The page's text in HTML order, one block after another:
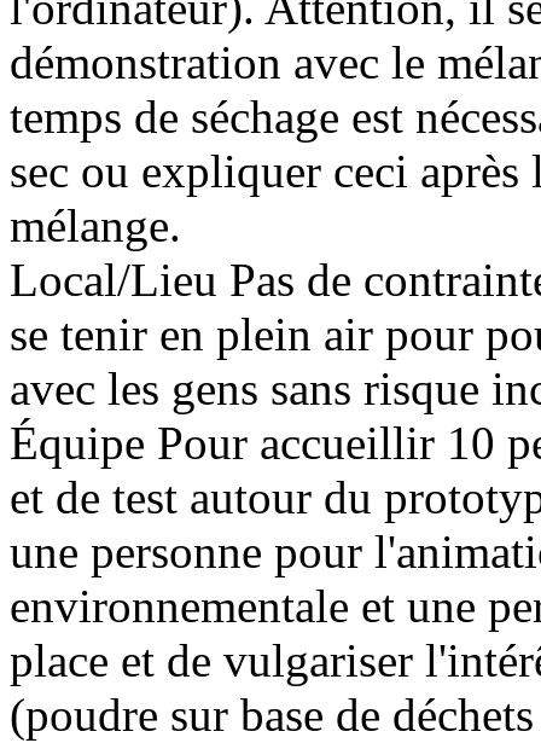
démonstration avec le
temps de séchage est
sec ou expliquer ceci
mélange.
Local/Lieu Pas de
se tenir en plein air pour
avec les gens sans risque
Équipe Pour accueillir 10
et de test autour du
une personne pour
environnementale et une
place et de vulgariser
(poudre sur base de